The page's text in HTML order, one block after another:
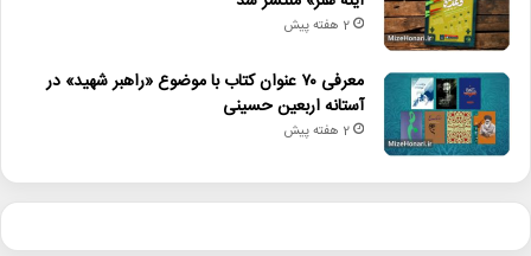
2 هفته پیش
معرفی ۷۰ عنوان کتاب با موضوع «راهبر شهید» در
آستانه اربعین حسینی
2 هفته پیش